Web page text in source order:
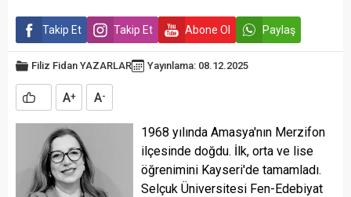
Takip Et Takip Et Abone Ol Paylaş
Filiz Fidan YAZARLAR Yayınlama: 08.12.2025
A+ A-
1968 yılında Amasya'nın Merzifon
ilçesinde doğdu. İlk, orta ve lise
öğrenimini Kayseri'de tamamladı.
Selçuk Üniversitesi Fen-Edebiyat